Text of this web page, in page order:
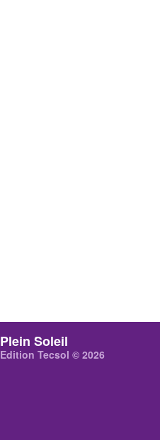
Plein Soleil
Edition Tecsol © 2026